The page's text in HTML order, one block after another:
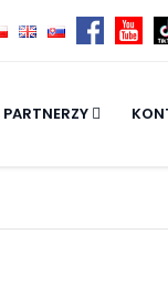
PARTNERZY